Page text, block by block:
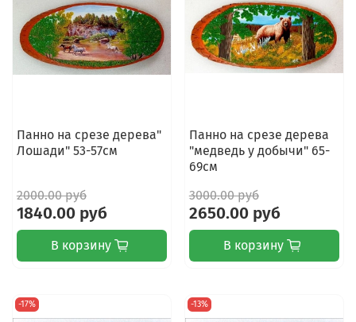
Панно на срезе дерева"
Лошади" 53-57см
2000.00 руб
1840.00 руб
В корзину
Панно на срезе дерева
"медведь у добычи" 65-
69см
3000.00 руб
2650.00 руб
В корзину
-17% -13%